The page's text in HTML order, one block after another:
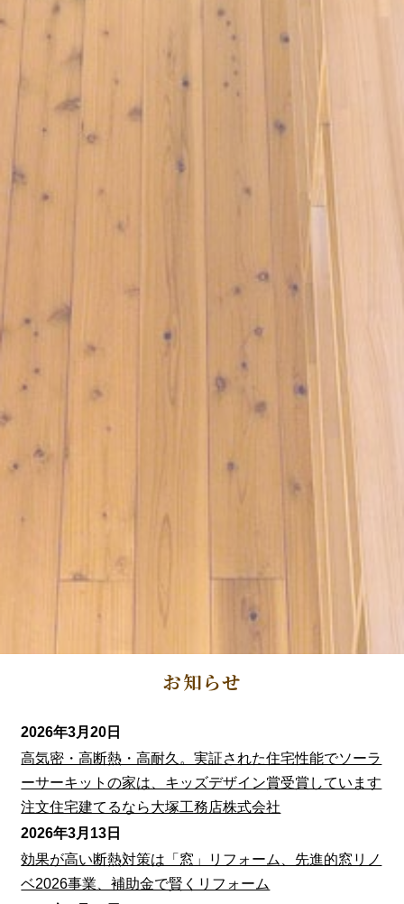
お知らせ
2026年3月20日
高気密・高断熱・高耐久。実証された住宅性能でソーラ
ーサーキットの家は、キッズデザイン賞受賞しています
注文住宅建てるなら大塚工務店株式会社
2026年3月13日
効果が高い断熱対策は「窓」リフォーム、先進的窓リノ
ベ2026事業、補助金で賢くリフォーム